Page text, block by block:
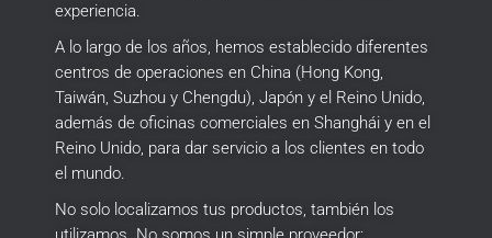
experiencia.
A lo largo de los años, hemos establecido diferentes
centros de operaciones en China (Hong Kong,
Taiwán, Suzhou y Chengdu), Japón y el Reino Unido,
además de oficinas comerciales en Shanghái y en el
Reino Unido, para dar servicio a los clientes en todo
el mundo.
No solo localizamos tus productos, también los